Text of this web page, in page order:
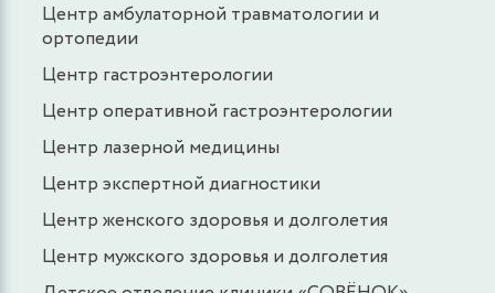
Центр амбулаторной травматологии и
ортопедии
Центр гастроэнтерологии
Центр оперативной гастроэнтерологии
Центр лазерной медицины
Центр экспертной диагностики
Центр женского здоровья и долголетия
Центр мужского здоровья и долголетия